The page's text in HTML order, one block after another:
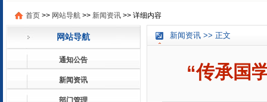
·就业法律进校园 | 厦门兴才学院就业普法宣讲活动顺利开展
聚焦学生发展，筑牢安全底线┃我校召开3月学生工作例会
·时节寻味之“粽”情“粽”意过端午06-07
05-29
·就业法律进校园 | 厦门兴才学院就业普法宣讲活动顺利开展05-
首页 >> 网站导航 >> 新闻资讯 >> 详细内容
网站导航
通知公告
新闻资讯
部门管理
新闻资讯 >> 正文
“传承国